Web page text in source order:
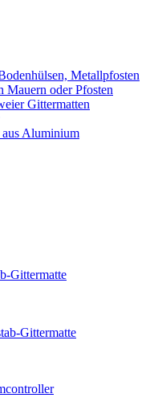
Metallpfosten
Mauern oder Pfosten
Gittermatten
Aluminium
Gittermatte
Gittermatte